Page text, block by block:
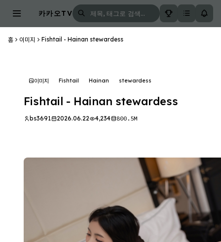
카카오TV
홈 이미지 Fishtail - Hainan stewardess
이미지 Fishtail Hainan stewardess
Fishtail - Hainan stewardess
bs3691 2026.06.22 4,234 800.5M